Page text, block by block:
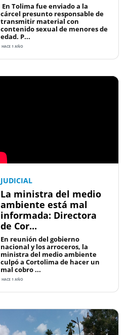
En Tolima fue enviado a la
cárcel presunto responsable de
transmitir material con
contenido sexual de menores de
edad. P...
HACE 1 AÑO
JUDICIAL
La ministra del medio
ambiente está mal
informada: Directora
de Cor...
En reunión del gobierno
nacional y los arroceros, la
ministra del medio ambiente
culpó a Cortolima de hacer un
mal cobro ...
HACE 1 AÑO